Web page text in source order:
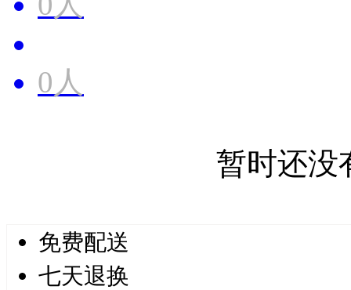
0人
暂时还没
免费配送
七天退换